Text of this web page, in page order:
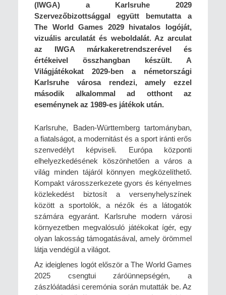
(IWGA) a Karlsruhe 2029
Szervezőbizottsággal együtt bemutatta a
The World Games 2029 hivatalos logóját,
vizuális arculatát és weboldalát. Az arculat
az IWGA márkakeretrendszerével és
értékeivel összhangban készült. A
Világjátékokat 2029-ben a németországi
Karlsruhe városa rendezi, amely ezzel
második alkalommal ad otthont az
eseménynek az 1989-es játékok után.
Karlsruhe, Baden-Württemberg tartományban,
a fiatalságot, a modernitást és a sport iránti erős
szenvedélyt képviseli. Európa központi
elhelyezkedésének köszönhetően a város a
világ minden tájáról könnyen megközelíthető.
Kompakt városszerkezete gyors és kényelmes
közlekedést biztosít a versenyhelyszínek
között a sportolók, a nézők és a látogatók
számára egyaránt. Karlsruhe modern városi
környezetben megvalósuló játékokat ígér, egy
olyan lakosság támogatásával, amely örömmel
látja vendégül a világot.
Az ideiglenes logót először a The World Games
2025 csengtui záróünnepségén, a
zászlóátadási ceremónia során mutatták be. Az